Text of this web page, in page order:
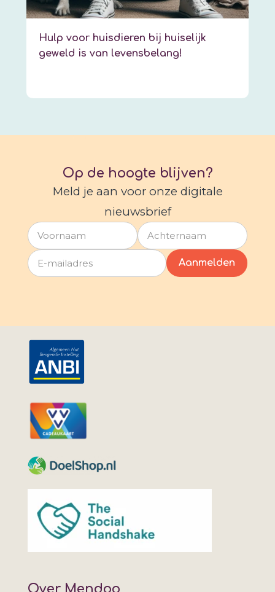
Hulp voor huisdieren bij huiselijk
geweld is van levensbelang!
Op de hoogte blijven?
Meld je aan voor onze digitale
nieuwsbrief
Over Mendoo